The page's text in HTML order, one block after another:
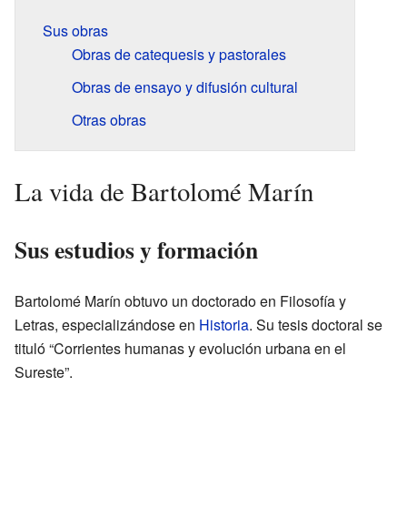
Sus obras
Obras de catequesis y pastorales
Obras de ensayo y difusión cultural
Otras obras
La vida de Bartolomé Marín
Sus estudios y formación
Bartolomé Marín obtuvo un doctorado en Filosofía y
Letras, especializándose en Historia. Su tesis doctoral se
tituló “Corrientes humanas y evolución urbana en el
Sureste”.